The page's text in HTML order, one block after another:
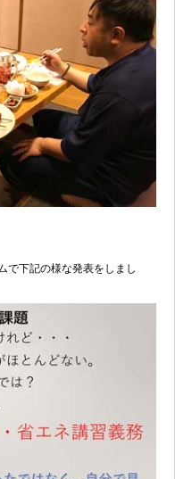
で下記の様な発表をしまし